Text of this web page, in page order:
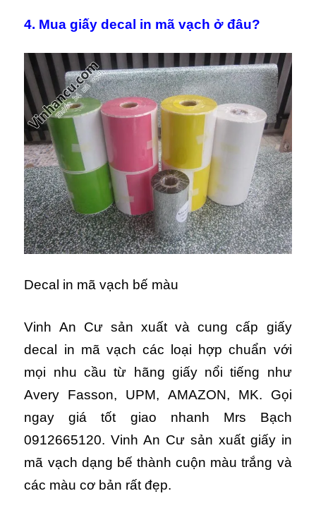
4. Mua giấy decal in mã vạch ở đâu?
Decal in mã vạch bế màu
Vinh An Cư sản xuất và cung cấp giấy
decal in mã vạch các loại hợp chuẩn với
mọi nhu cầu từ hãng giấy nổi tiếng như
Avery Fasson, UPM, AMAZON, MK. Gọi
ngay giá tốt giao nhanh Mrs Bạch
0912665120. Vinh An Cư sản xuất giấy in
mã vạch dạng bế thành cuộn màu trắng và
các màu cơ bản rất đẹp.